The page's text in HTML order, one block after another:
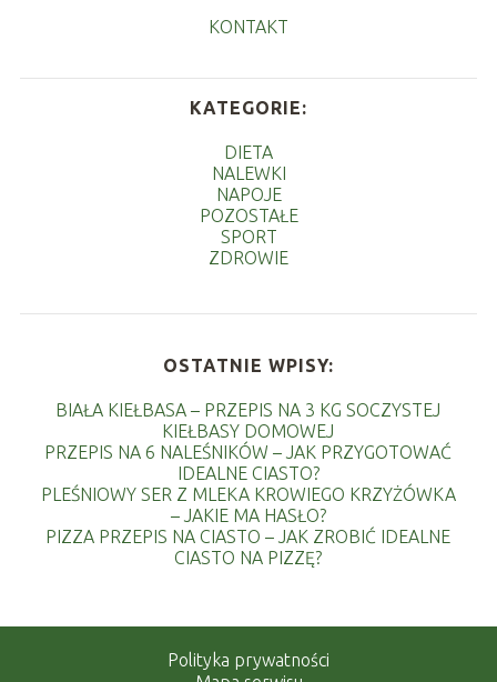
KONTAKT
KATEGORIE:
DIETA
NALEWKI
NAPOJE
POZOSTAŁE
SPORT
ZDROWIE
OSTATNIE WPISY:
BIAŁA KIEŁBASA – PRZEPIS NA 3 KG SOCZYSTEJ
KIEŁBASY DOMOWEJ
PRZEPIS NA 6 NALEŚNIKÓW – JAK PRZYGOTOWAĆ
IDEALNE CIASTO?
PLEŚNIOWY SER Z MLEKA KROWIEGO KRZYŻÓWKA
– JAKIE MA HASŁO?
PIZZA PRZEPIS NA CIASTO – JAK ZROBIĆ IDEALNE
CIASTO NA PIZZĘ?
Polityka prywatności